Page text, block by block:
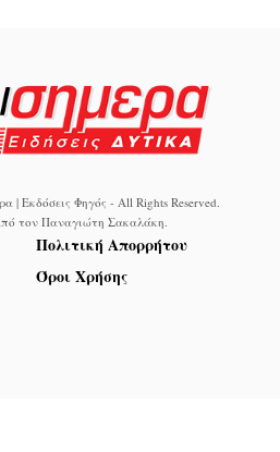
| Εκδόσεις Φηγός - All Rights Reserved.
τον Παναγιώτη Σακαλάκη
Πολιτική Απορρήτου
Όροι Χρήσης